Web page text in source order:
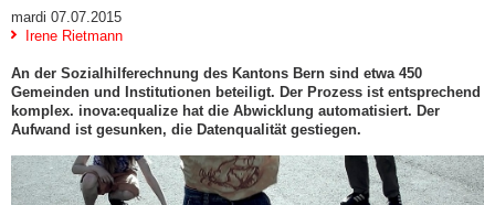
mardi 07.07.2015
Irene Rietmann
An der Sozialhilferechnung des Kantons Bern sind etwa 450
Gemeinden und Institutionen beteiligt. Der Prozess ist entsprechend
komplex. inova:equalize hat die Abwicklung automatisiert. Der
Aufwand ist gesunken, die Datenqualität gestiegen.